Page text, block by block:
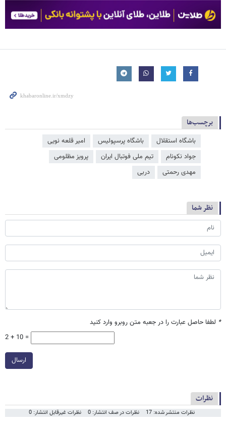
برچسب‌ها
باشگاه استقلال باشگاه پرسپولیس
امیر قلعه نویی
جواد نکونام
تیم ملی فوتبال ایران
پرویز مظلومی
مهدی رحمتی
دربی
نظر شما
* لطفا حاصل عبارت را در جعبه متن روبرو وارد کنید
2 + 10 =
ارسال
نظرات
نظرات منتشر شده: 17 نظرات در صف انتشار: 0 نظرات غیرقابل انتشار: 0